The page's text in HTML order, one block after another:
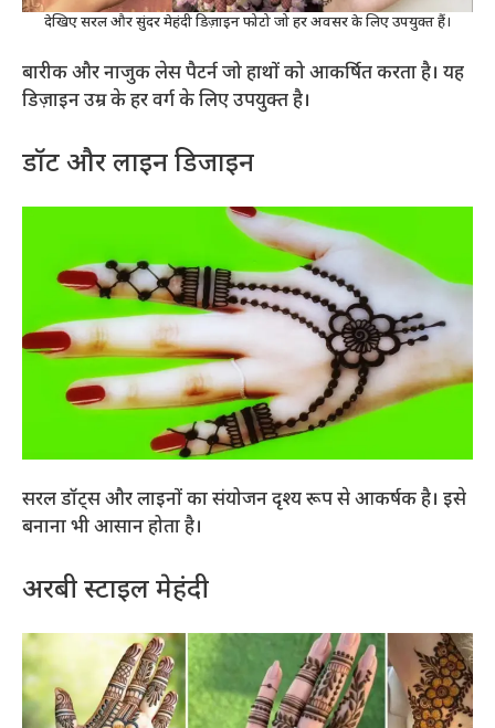
देखिए सरल और सुंदर मेहंदी डिज़ाइन फोटो जो हर अवसर के लिए उपयुक्त हैं।
बारीक और नाजुक लेस पैटर्न जो हाथों को आकर्षित करता है। यह
डिज़ाइन उम्र के हर वर्ग के लिए उपयुक्त है।
डॉट और लाइन डिजाइन
सरल डॉट्स और लाइनों का संयोजन दृश्य रूप से आकर्षक है। इसे
बनाना भी आसान होता है।
अरबी स्टाइल मेहंदी